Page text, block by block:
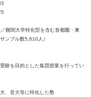
難関大学特化型を含む首都圏・東
ンプル数5,610人）
験を目的とした集団授業を行ってい
、音大等に特化した塾